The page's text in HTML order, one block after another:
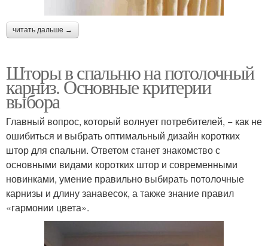
читать дальше →
Шторы в спальню на потолочный
карниз. Основные критерии
выбора
Главный вопрос, который волнует потребителей, − как не
ошибиться и выбрать оптимальный дизайн коротких
штор для спальни. Ответом станет знакомство с
основными видами коротких штор и современными
новинками, умение правильно выбирать потолочные
карнизы и длину занавесок, а также знание правил
«гармонии цвета».